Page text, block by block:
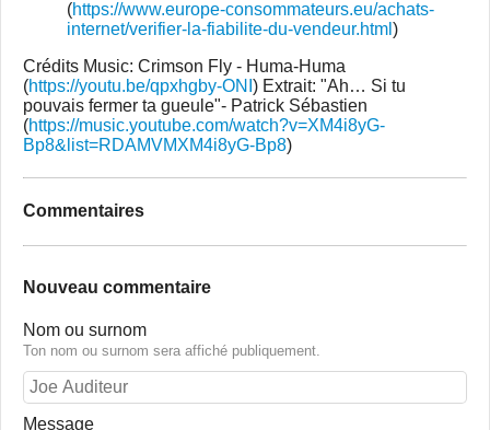
(https://www.europe-consommateurs.eu/achats-
internet/verifier-la-fiabilite-du-vendeur.html )
Crédits Music: Crimson Fly - Huma-Huma
(https://youtu.be/qpxhgby-ONI ) Extrait: "Ah… Si tu
pouvais fermer ta gueule"- Patrick Sébastien
(https://music.youtube.com/watch?v=XM4i8yG-
Bp8&list=RDAMVMXM4i8yG-Bp8)
Commentaires
Nouveau commentaire
Nom ou surnom
Ton nom ou surnom sera affiché publiquement.
Message